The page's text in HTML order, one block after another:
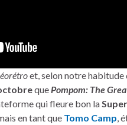
et, selon notre habitude
que Pompom: The
qui fleure bon la
en tant que Tomo Camp ,